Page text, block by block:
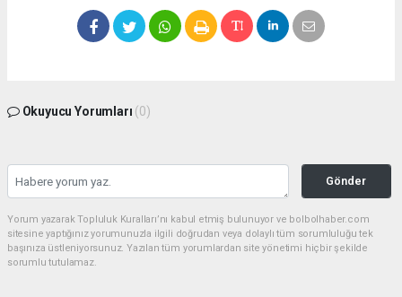
Okuyucu Yorumları (0)
Gönder
Yorum yazarak Topluluk Kuralları’nı kabul etmiş bulunuyor ve bolbolhaber.com
sitesine yaptığınız yorumunuzla ilgili doğrudan veya dolaylı tüm sorumluluğu tek
başınıza üstleniyorsunuz. Yazılan tüm yorumlardan site yönetimi hiçbir şekilde
sorumlu tutulamaz.